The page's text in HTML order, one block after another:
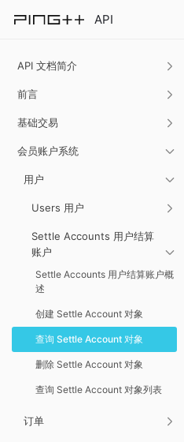
API 文档简介
前言
基础交易
会员账户系统
用户
Users 用户
Settle Accounts 用户结算
账户
Settle Accounts 用户结算账户概
述
创建 Settle Account 对象
查询 Settle Account 对象
删除 Settle Account 对象
查询 Settle Account 对象列表
订单
API